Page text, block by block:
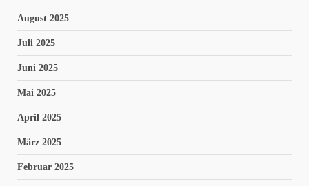
August 2025
Juli 2025
Juni 2025
Mai 2025
April 2025
März 2025
Februar 2025